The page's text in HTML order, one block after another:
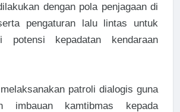
dengan pola penjagaan di
pengaturan lalu lintas untuk
potensi kepadatan kendaraan
patroli dialogis guna
imbauan kamtibmas kepada